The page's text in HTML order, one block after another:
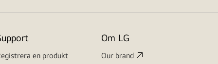
en produkt
Om LG
Our brand